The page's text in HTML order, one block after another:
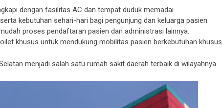
dengan fasilitas AC dan tempat duduk memadai.
kebutuhan sehari-hari bagi pengunjung dan keluarga pasien.
proses pendaftaran pasien dan administrasi lainnya.
khusus untuk mendukung mobilitas pasien berkebutuhan khusus.
menjadi salah satu rumah sakit daerah terbaik di wilayahnya.